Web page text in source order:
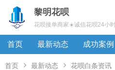
黎明花呗
花呗接单商家☀️诚信花呗24小
首页 最新动态 成功案例
首页  最新动态  花呗白条资讯